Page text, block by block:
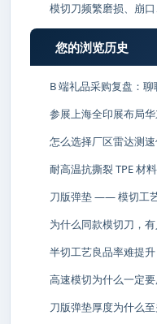
模切刀频繁磨损、崩
您的浏览历史
B 端礼品采购复盘：
参展上海全印展布局
怎么选择厂区雷达测
耐高温抗撕裂 TPE
刀版弹垫 —— 模切工
为什么同款模切刀，
半切工艺良品率难提
高速模切为什么一定
刀版弹垫厚度为什么